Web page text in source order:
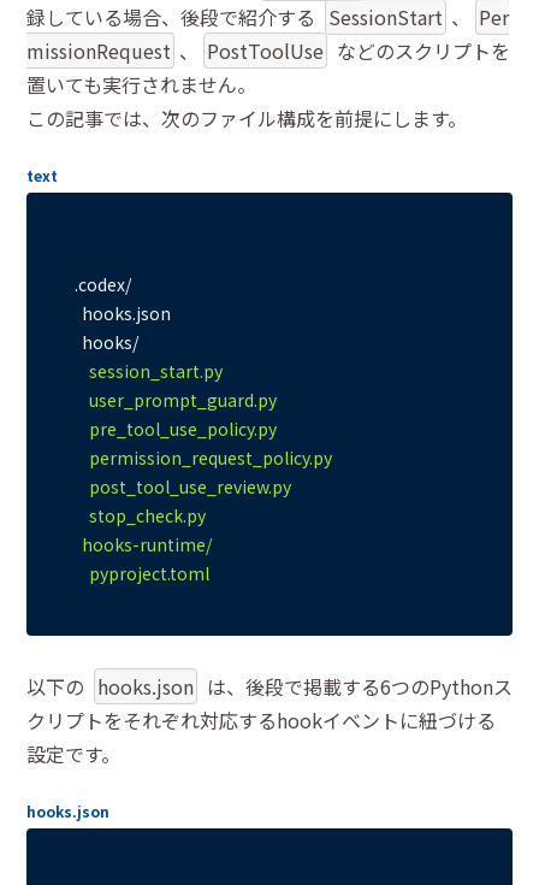
録している場合、後段で紹介する SessionStart 、
Per
missionRequest 、 PostToolUse などのスクリプトを
置いても実行されません。
この記事では、次のファイル構成を前提にします。
text
.codex/
以下の hooks.json は、後段で掲載する6つのPythonス
クリプトをそれぞれ対応するhookイベントに紐づける
設定です。
hooks.json